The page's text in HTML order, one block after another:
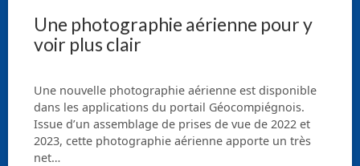
Une photographie aérienne pour y
voir plus clair
Une nouvelle photographie aérienne est disponible
dans les applications du portail Géocompiégnois.
Issue d’un assemblage de prises de vue de 2022 et
2023, cette photographie aérienne apporte un très
net…